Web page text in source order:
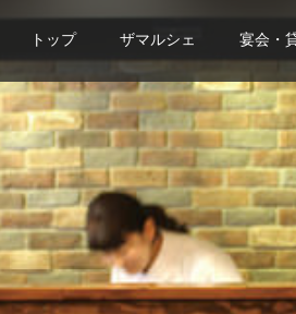
トップ ザマルシェ 宴会・